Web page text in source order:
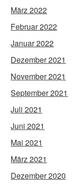
März 2022
Februar 2022
Januar 2022
Dezember 2021
November 2021
September 2021
Juli 2021
Juni 2021
Mai 2021
März 2021
Dezember 2020